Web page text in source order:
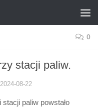
0
stacji paliw.
2024-08-22
paliw powstało